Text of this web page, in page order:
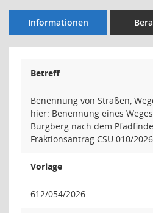
Informationen
Betreff
Benennung von Straßen,
hier: Benennung eines
Burgberg nach dem
Fraktionsantrag CSU 010/2026
Vorlage
612/054/2026